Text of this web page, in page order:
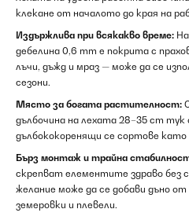
клекане от началото до края на
Издържлива при всякакво време:
дебелина 0,6 mm е покрита с
лъчи, дъжд и мраз — може да се
сезони.
Място за богата растителност:
дълбочина на лехата 28–35 cm
дълбококоренящи се сортове
Бърз монтаж и трайна
скрепват елементите здраво без
желание може да се добави дъно
земеровки и плевели.